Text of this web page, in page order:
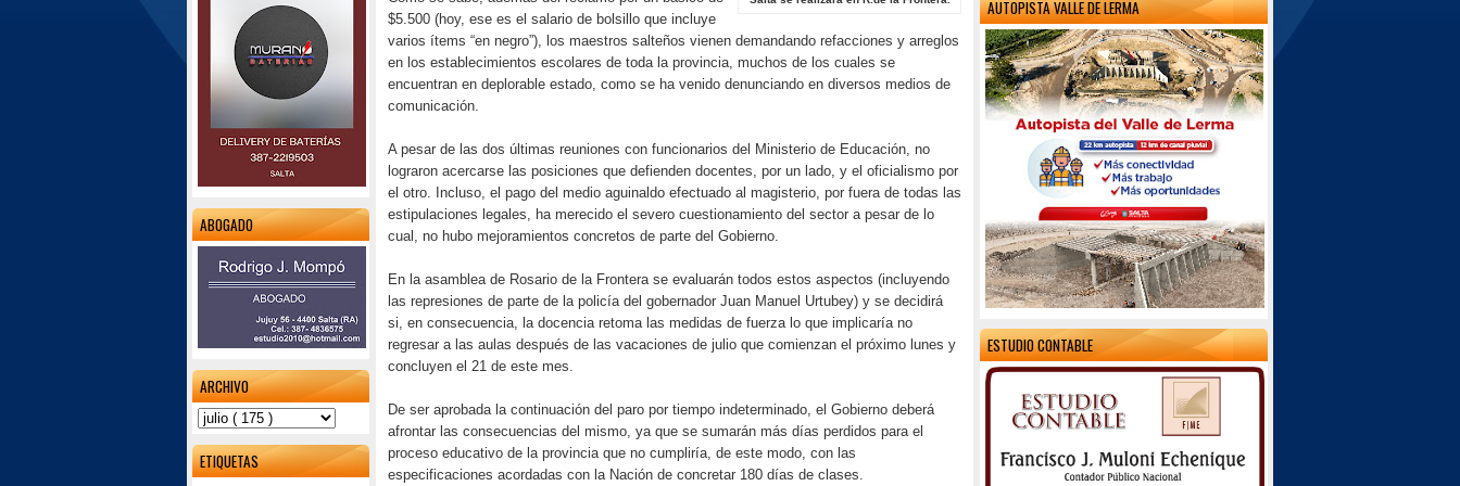
AUTOPISTA VALLE DE LERMA
ESTUDIO CONTABLE
$5.500 (hoy, ese es el salario de bolsillo que incluye
varios ítems “en negro”), los maestros salteños vienen demandando refacciones y arreglos
en los establecimientos escolares de toda la provincia, muchos de los cuales se
encuentran en deplorable estado, como se ha venido denunciando en diversos medios de
comunicación.
A pesar de las dos últimas reuniones con funcionarios del Ministerio de Educación, no
lograron acercarse las posiciones que defienden docentes, por un lado, y el oficialismo por
el otro. Incluso, el pago del medio aguinaldo efectuado al magisterio, por fuera de todas las
estipulaciones legales, ha merecido el severo cuestionamiento del sector a pesar de lo
cual, no hubo mejoramientos concretos de parte del Gobierno.
En la asamblea de Rosario de la Frontera se evaluarán todos estos aspectos (incluyendo
las represiones de parte de la policía del gobernador Juan Manuel Urtubey) y se decidirá
si, en consecuencia, la docencia retoma las medidas de fuerza lo que implicaría no
regresar a las aulas después de las vacaciones de julio que comienzan el próximo lunes y
concluyen el 21 de este mes.
De ser aprobada la continuación del paro por tiempo indeterminado, el Gobierno deberá
afrontar las consecuencias del mismo, ya que se sumarán más días perdidos para el
proceso educativo de la provincia que no cumpliría, de este modo, con las
especificaciones acordadas con la Nación de concretar 180 días de clases.
ABOGADO
ARCHIVO
ETIQUETAS